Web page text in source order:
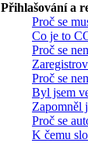
Přihlašování a
Proč se
Co je to
Proč se
Proč se
Byl jsem
Zapomněl
Proč se
K čemu